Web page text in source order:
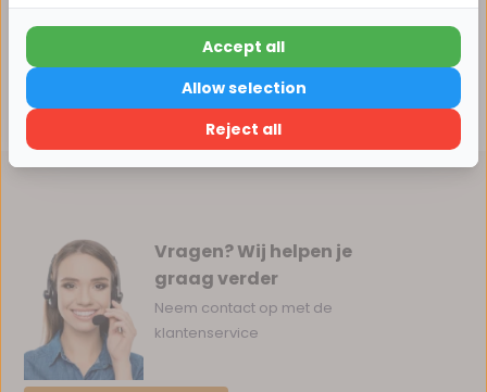
Reviews
Delen
Vragen? Wij helpen je
graag verder
Neem contact op met de
klantenservice
15% korting
Verder winkelen
Reject all
Allow selection
Accept all